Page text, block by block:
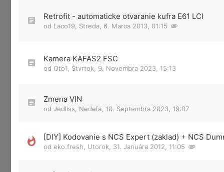
Retrofit - automaticke otvaranie kufra E61 LCI
od Laco19 Streda, 6. Marca 2013, 01:15
Kamera KAFAS2 FSC
od Oto1 Štvrtok, 9. Novembra 2023, 15:13
Zmena VIN
od Jedliss Nedeľa, 10. Septembra 2023, 19:07
[DIY] Kodovanie s NCS Expert (zaklad) + NCS
od eko.fresh Utorok, 31. Januára 2012, 11:05